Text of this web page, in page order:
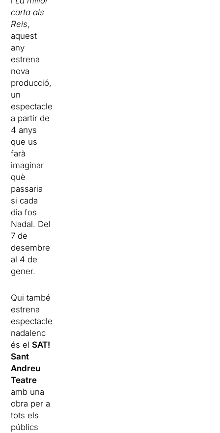
carta als
Reis,
aquest
any
estrena
nova
producció,
un
espectacle
a partir de
4 anys
que us
farà
imaginar
què
passaria
si cada
dia fos
Nadal. Del
7 de
desembre
al 4 de
gener.
Qui també
estrena
espectacle
nadalenc
és elSAT!
Sant
Andreu
Teatre
amb una
obra per a
tots els
públics